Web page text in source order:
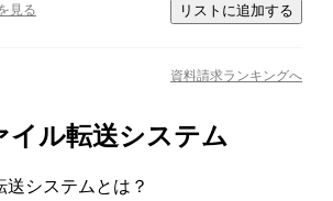
見る リストに追加する
資料請求ランキングへ
イル転送システム
送システム とは？